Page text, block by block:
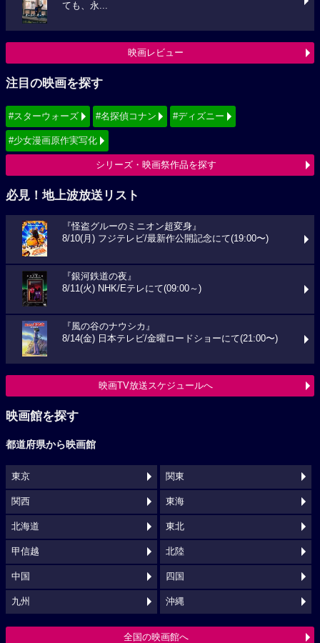
ても、永...
映画レビュー
注目の映画を探す
#スターウォーズ #名探偵コナン #ディズニー
#少女漫画原作実写化
シリーズ・映画祭作品を探す
必見！地上波放送リスト
『怪盗グルーのミニオン超変身』
8/10(月) フジテレビ/最新作公開記念にて(19:00〜)
『銀河鉄道の夜』
8/11(火) NHK/Eテレにて(09:00～)
『風の谷のナウシカ』
8/14(金) 日本テレビ/金曜ロードショーにて(21:00〜)
映画TV放送スケジュールへ
映画館を探す
都道府県から映画館
東京 関東
関西 東海
北海道 東北
甲信越 北陸
中国 四国
九州 沖縄
全国の映画館へ